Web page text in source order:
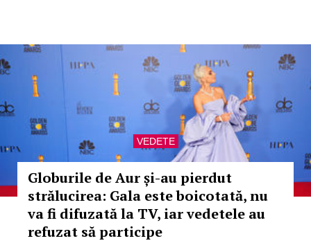
VEDETE
Globurile de Aur și-au pierdut
strălucirea: Gala este boicotată, nu
va fi difuzată la TV, iar vedetele au
refuzat să participe